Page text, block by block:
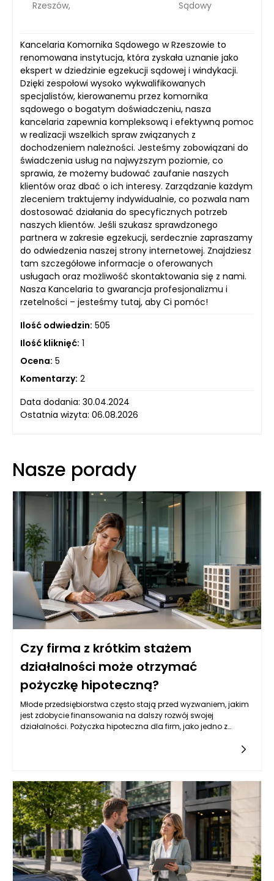
Rzeszów, Sądowy
Kancelaria Komornika Sądowego w Rzeszowie to
renomowana instytucja, która zyskała uznanie jako
ekspert w dziedzinie egzekucji sądowej i windykacji.
Dzięki zespołowi wysoko wykwalifikowanych
specjalistów, kierowanemu przez komornika
sądowego o bogatym doświadczeniu, nasza
kancelaria zapewnia kompleksową i efektywną pomoc
w realizacji wszelkich spraw związanych z
dochodzeniem należności. Jesteśmy zobowiązani do
świadczenia usług na najwyższym poziomie, co
sprawia, że możemy budować zaufanie naszych
klientów oraz dbać o ich interesy. Zarządzanie każdym
zleceniem traktujemy indywidualnie, co pozwala nam
dostosować działania do specyficznych potrzeb
naszych klientów. Jeśli szukasz sprawdzonego
partnera w zakresie egzekucji, serdecznie zapraszamy
do odwiedzenia naszej strony internetowej. Znajdziesz
tam szczegółowe informacje o oferowanych
usługach oraz możliwość skontaktowania się z nami.
Nasza Kancelaria to gwarancja profesjonalizmu i
rzetelności – jesteśmy tutaj, aby Ci pomóc!
Ilość odwiedzin: 505
Ilość kliknięć: 1
Ocena: 5
Komentarzy: 2
Data dodania: 30.04.2024
Ostatnia wizyta: 06.08.2026
Nasze porady
Czy firma z krótkim stażem
działalności może otrzymać
pożyczkę hipoteczną?
Młode przedsiębiorstwa często stają przed wyzwaniem, jakim
jest zdobycie finansowania na dalszy rozwój swojej
działalności. Pożyczka hipoteczna dla firm, jako jedno z
powinni zatem zrozumieć, jakie czynniki wpływają na decyzję
banków i instytucji pożyczkowych w kontekście udzielania
pożyczek hipotecznych.